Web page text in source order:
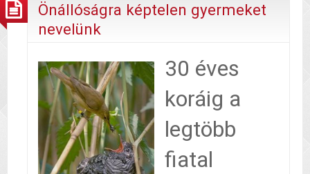
Önállóságra képtelen gyermeket
nevelünk
30 éves
koráig a
legtöbb
fiatal